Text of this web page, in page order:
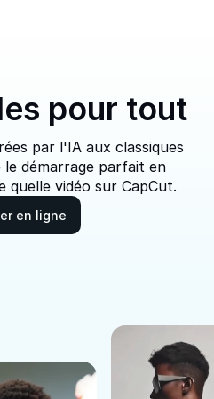
pour tout
par l'IA aux classiques
démarrage parfait en
vidéo sur CapCut.
en ligne